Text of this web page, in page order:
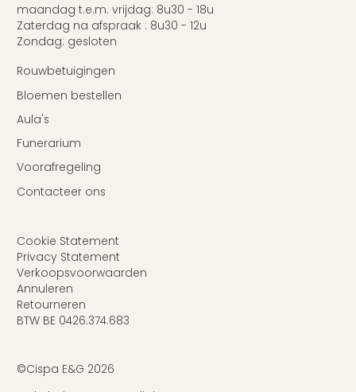
maandag t.e.m. vrijdag: 8u30 - 18u
Zaterdag na afspraak : 8u30 - 12u
Zondag: gesloten
Rouwbetuigingen
Bloemen bestellen
Aula's
Funerarium
Voorafregeling
Contacteer ons
©Cispa E&G 2026
Cookie Statement
Privacy Statement
Verkoopsvoorwaarden
Annuleren
Retourneren
BTW BE 0426.374.683